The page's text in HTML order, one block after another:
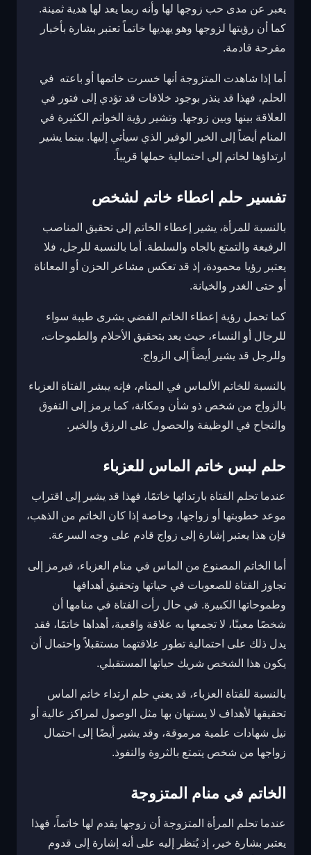
يعبر عن مدى حب زوجها لها وأنه ربما يعد لها هدية ثمينة.
كما أن رؤيتها لزوجها وهو يهديها خاتماً تعتبر بشارة بأخبار
مفرحة قادمة.
أما إذا شاهدت المتزوجة أنها خسرت خاتمها أو باعته في
الحلم، فهذا قد ينذر بوجود خلافات قد تؤدي إلى فتور في
العلاقة بينها وبين زوجها. وتشير رؤية الخواتم الكثيرة في
المنام أيضاً إلى الخير الوفير الذي سيأتي إليها. بينما يشير
ارتداؤها لخاتم إلى احتمالية حملها قريباً.
تفسير حلم اعطاء خاتم لشخص
بالنسبة للمرأة، يشير إعطاء الخاتم إلى تحقيق المناصب
الرفيعة والتمتع بالجاه والسلطة. أما بالنسبة للرجل، فلا
يعتبر رؤيا محمودة، إذ قد تعكس مشاعر الحزن أو المعاناة
أو حتى الغدر والخيانة.
كما تحمل رؤية إعطاء الخاتم الفضي بشرى طيبة سواء
للرجال أو النساء، حيث يعد بتحقيق الأحلام والطموحات،
وللرجل قد يشير أيضاً إلى الزواج.
بالنسبة للخاتم الألماس في المنام، فإنه يبشر الفتاة العزباء
بالزواج من شخص ذو شأن ومكانة، كما يرمز إلى التفوق
والنجاح في الوظيفة والحصول على الرزق والخير.
حلم لبس خاتم الماس للعزباء
عندما تحلم الفتاة بارتدائها خاتمًا، فهذا قد يشير إلى اقتراب
موعد خطوبتها أو زواجها، وخاصة إذا كان الخاتم من الذهب،
فإن هذا يعتبر إشارة إلى زواج قادم على وجه السرعة.
أما الخاتم المصنوع من الماس في منام العزباء، فيرمز إلى
تجاوز الفتاة للصعوبات في حياتها وتحقيق أهدافها
وطموحاتها الكبيرة. في حال رأت الفتاة في منامها أن
شخصًا معينًا، لا تجمعها به علاقة واقعية، أهداها خاتمًا، فقد
يدل ذلك على احتمالية تطور علاقتهما مستقبلاً واحتمال أن
يكون هذا الشخص شريك حياتها المستقبلي.
بالنسبة للفتاة العزباء، قد يعني حلم ارتداء خاتم الماس
تحقيقها لأهداف لا يستهان بها مثل الوصول لمراكز عالية أو
نيل شهادات علمية مرموقة، وقد يشير أيضًا إلى احتمال
زواجها من شخص يتمتع بالثروة والنفوذ.
الخاتم في منام المتزوجة
عندما تحلم المرأة المتزوجة أن زوجها يقدم لها خاتماً، فهذا
يعتبر بشارة خير، إذ يُنظر إليه على أنه إشارة إلى قدوم